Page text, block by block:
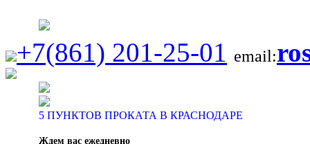
+7(861) 201-25-01 email:
5 ПУНКТОВ ПРОКАТА В КРАСНОДАРЕ
Ждем вас ежедневно